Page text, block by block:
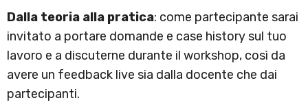
Dalla teoria alla pratica: come partecipante sarai
invitato a portare domande e case history sul tuo
lavoro e a discuterne durante il workshop, così da
avere un feedback live sia dalla docente che dai
partecipanti.